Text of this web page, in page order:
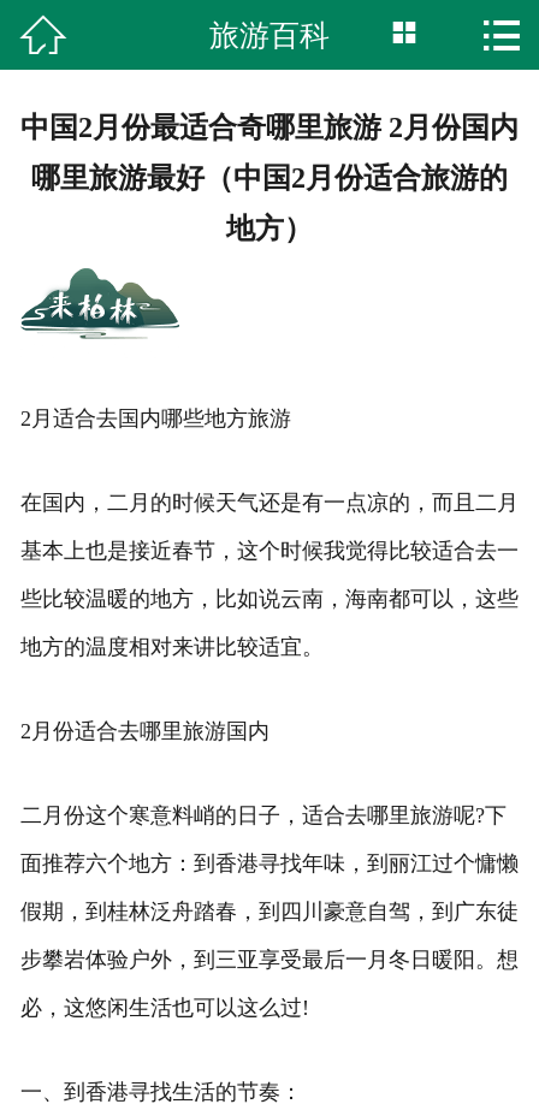
首页
柏林古镇
综合内容
旅游百科
 旅游百科  
中国2月份最适合奇哪里旅游 2月份国内
哪里旅游最好（中国2月份适合旅游的
地方）
2月适合去国内哪些地方旅游
在国内，二月的时候天气还是有一点凉的，而且二月
基本上也是接近春节，这个时候我觉得比较适合去一
些比较温暖的地方，比如说云南，海南都可以，这些
地方的温度相对来讲比较适宜。
2月份适合去哪里旅游国内
二月份这个寒意料峭的日子，适合去哪里旅游呢?下
面推荐六个地方：到香港寻找年味，到丽江过个慵懒
假期，到桂林泛舟踏春，到四川豪意自驾，到广东徒
步攀岩体验户外，到三亚享受最后一月冬日暖阳。想
必，这悠闲生活也可以这么过!
一、到香港寻找生活的节奏：